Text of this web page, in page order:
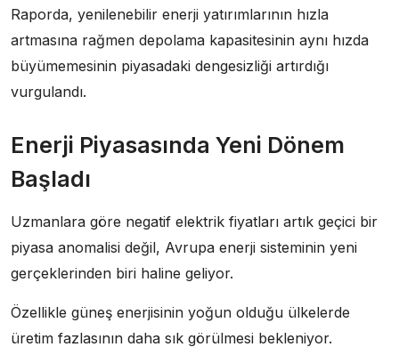
Raporda, yenilenebilir enerji yatırımlarının hızla
artmasına rağmen depolama kapasitesinin aynı hızda
büyümemesinin piyasadaki dengesizliği artırdığı
vurgulandı.
Enerji Piyasasında Yeni Dönem
Başladı
Uzmanlara göre negatif elektrik fiyatları artık geçici bir
piyasa anomalisi değil, Avrupa enerji sisteminin yeni
gerçeklerinden biri haline geliyor.
Özellikle güneş enerjisinin yoğun olduğu ülkelerde
üretim fazlasının daha sık görülmesi bekleniyor.